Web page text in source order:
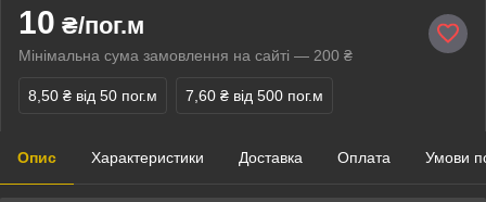
10 ₴/пог.м
Мінімальна сума замовлення на сайті — 200 ₴
8,50 ₴ від 50 пог.м 7,60 ₴ від 500 пог.м
Опис Характеристики Доставка Оплата Умови